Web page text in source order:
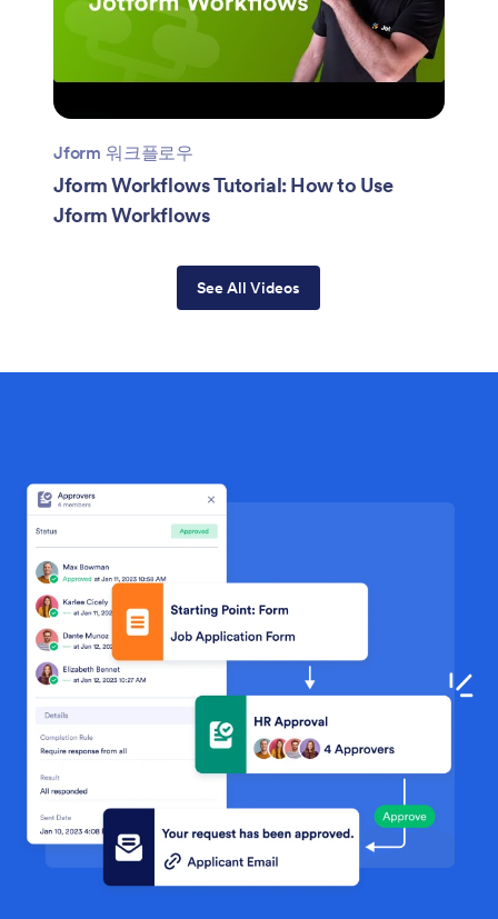
Jform 워크플로우
Jform Workflows Tutorial: How to Use
Jform Workflows
See All Videos